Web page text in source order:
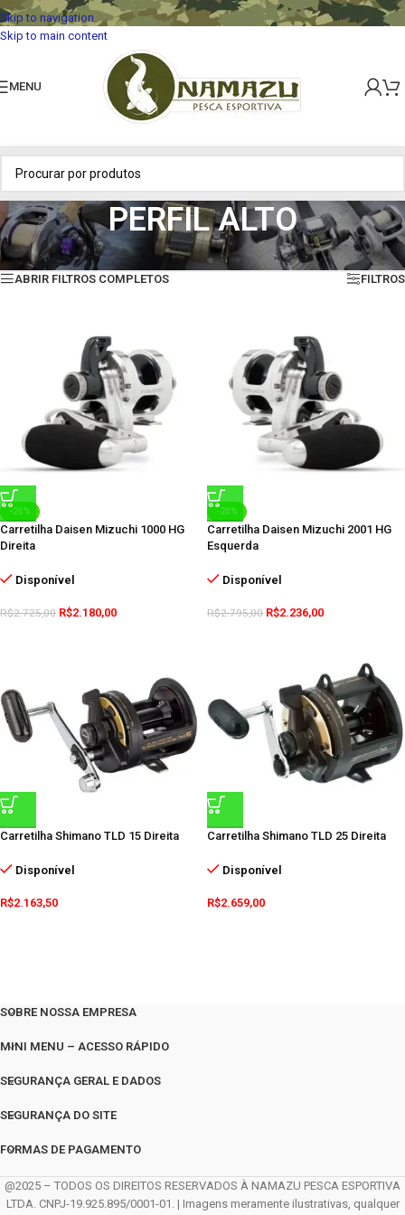
Skip to navigation
Skip to main content
MENU
PERFIL ALTO
Início» CARRETILHAS»PERFIL ALTO Mostrando todos os 4 resultados
ABRIR FILTROS COMPLETOS FILTROS
-20%
Carretilha Daisen Mizuchi 1000 HG
Direita
Disponível
R$2.725,00 R$2.180,00
-20%
Carretilha Daisen Mizuchi 2001 HG
Esquerda
Disponível
R$2.795,00 R$2.236,00
Carretilha Shimano TLD 15 Direita
Disponível
R$2.163,50
Carretilha Shimano TLD 25 Direita
Disponível
R$2.659,00
SOBRE NOSSA EMPRESA
MINI MENU – ACESSO RÁPIDO
SEGURANÇA GERAL E DADOS
SEGURANÇA DO SITE
FORMAS DE PAGAMENTO
@2025 – TODOS OS DIREITOS RESERVADOS À NAMAZU PESCA ESPORTIVA
LTDA. CNPJ-19.925.895/0001-01. | Imagens meramente ilustrativas, qualquer